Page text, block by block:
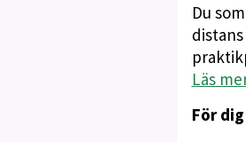
Du
Läs
För